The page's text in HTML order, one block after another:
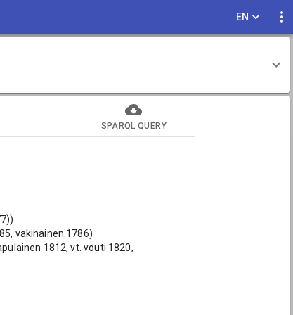
EN
SPARQL QUERY
vakinainen 1786)
1812, vt. vouti 1820,